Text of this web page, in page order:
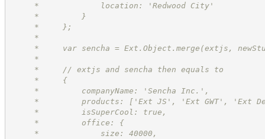
*             location: 'Redwood City'
*         }
*     };
*
*     var sencha = Ext.Object.merge(extjs,
*
*     // extjs and sencha then equals to
*     {
*         companyName: 'Sencha Inc.',
*         products: ['Ext JS', 'Ext GWT', 'Ext
*         isSuperCool: true,
*         office: {
*             size: 40000,